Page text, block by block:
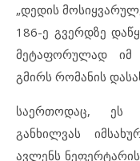
„დედის
186-ე გვერდზე
მეტაფორულად იმ
გმირს რომანის
საერთოდაც, ეს
განხილვას
ავლენს